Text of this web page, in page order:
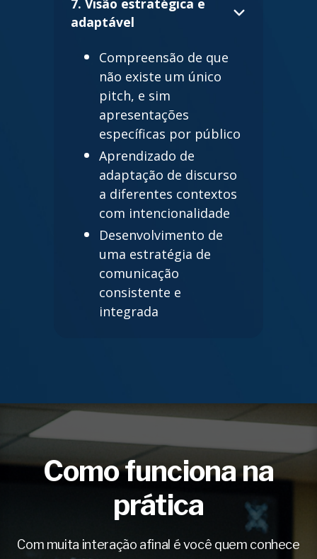
7. Visão estratégica e
adaptável
Compreensão de que
não existe um único
pitch, e sim
apresentações
específicas por público
Aprendizado de
adaptação de discurso
a diferentes contextos
com intencionalidade
Desenvolvimento de
uma estratégia de
comunicação
consistente e
integrada
Como funciona na
prática
Com muita interação afinal é você quem conhece